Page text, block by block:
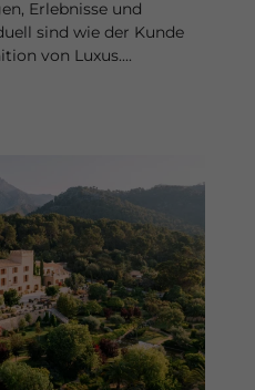
Erlebnisse und
sind wie der Kunde
von Luxus....
Social-Media-Plattformen
Cookies von externen
der Zugriff auf diese Inhalte